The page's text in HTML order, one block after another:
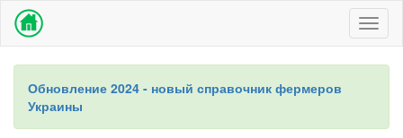
Обновление 2024 - новый справочник фермеров
Украины